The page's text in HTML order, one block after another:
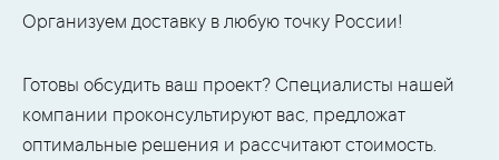
Организуем доставку в любую точку России!
Готовы обсудить ваш проект? Специалисты нашей
компании проконсультируют вас, предложат
оптимальные решения и рассчитают стоимость.